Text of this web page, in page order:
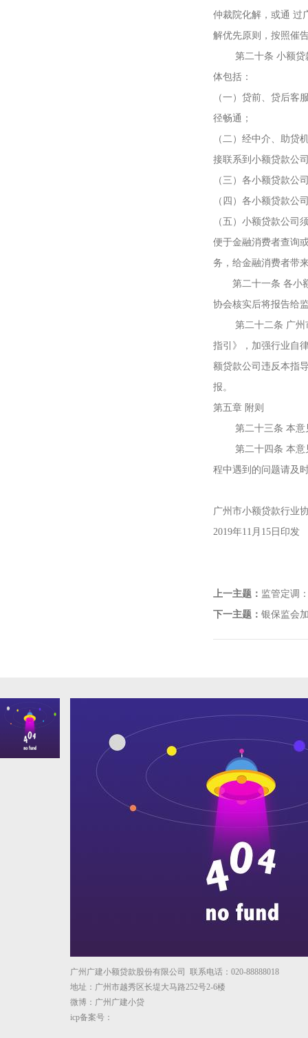
仲裁院化解，或通 过
解优先原则，按照催
第二十条 小额贷款
体包括：
（一）贷前、贷后客
径畅通；
（二）经中介、助贷
接联系到小额贷款公
（三）各小额贷款公
（四）各小额贷款公
（五）小额贷款公司
便于金融消费者查询
务，给金融消费者带
第二十一条 各小额
协会核实后将报告给
第二十二条 广州市
指引》，加强行业自
额贷款公司违反本指
报。
第五章 附则
第二十三条 本意见
第二十四条 本意见
程中遇到的问题请及
广州市小额贷款行业
2019年11月15日印发
上一主题： 监管定调
下一主题： 银保监会
广州广建小额贷款股份有限公司 联系电话：020-88888018
地址：广州市越秀区长堤大马路252号2-6楼
微博：广州广建小贷
icp备案号：